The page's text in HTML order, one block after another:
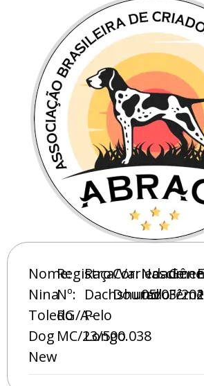
Nome:
Nina
Toledo
Dog
New
Registro
Nº:
RG/A-
MC/23/500.038
Raça/Variedade:
Dachshund
Pelo
Longo
Cor:
Dourado
05/03/